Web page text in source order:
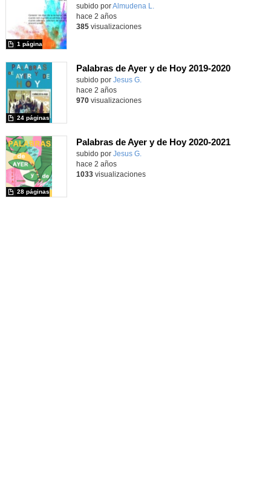
Contenido educativo.
subido porAlmudena L.
1 página
hace 2 años
385visualizaciones
Palabras de Ayer y de Hoy 2019-2020
Contenido educativo.
subido por Jesus G.
24 páginas
hace 2 años
970visualizaciones
Palabras de Ayer y de Hoy 2020-2021
Contenido educativo.
subido por Jesus G.
28 páginas
hace 2 años
1033visualizaciones